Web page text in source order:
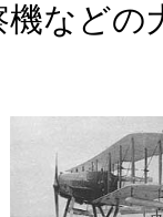
機などの